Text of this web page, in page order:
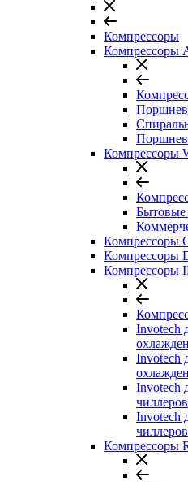
Компрессоры
Компрессоры
Компрессоры
Бытовые
Компрессоры
Компрессоры
Компрессоры
Invotech
Invotech
Invotech
Invotech
Компрессоры